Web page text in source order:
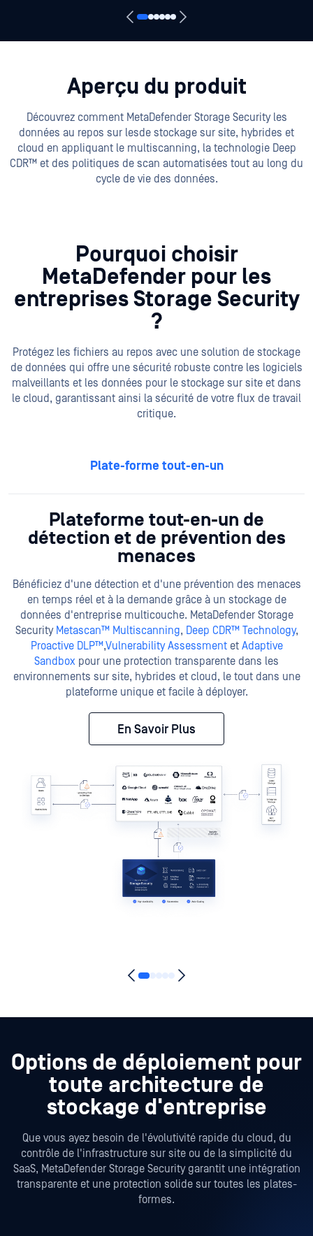
technologies de sécurité.
Aperçu du produit
Découvrez comment MetaDefender Storage Security les
données au repos sur lesde stockage sur site, hybrides et
cloud en appliquant le multiscanning, la technologie Deep
CDR™ et des politiques de scan automatisées tout au long du
cycle de vie des données.
Pourquoi choisir
MetaDefender pour les
entreprises Storage Security
?
Protégez les fichiers au repos avec une solution de stockage
de données qui offre une sécurité robuste contre les logiciels
malveillants et les données pour le stockage sur site et dans
le cloud, garantissant ainsi la sécurité de votre flux de travail
critique.
Plate-forme tout-en-un
Plateforme tout-en-un de
détection et de prévention des
menaces
Bénéficiez d'une détection et d'une prévention des menaces
en temps réel et à la demande grâce à un stockage de
données d'entreprise multicouche. MetaDefender Storage
Security Metascan™ Multiscanning, Deep CDR™ Technology,
Proactive DLP™,Vulnerability Assessmentet Adaptive
Sandbox pour une protection transparente dans les
environnements sur site, hybrides et cloud, le tout dans une
plateforme unique et facile à déployer.
En Savoir Plus
Options de déploiement pour
toute architecture de
stockage d'entreprise
Que vous ayez besoin de l'évolutivité rapide du cloud, du
contrôle de l'infrastructure sur site ou de la simplicité du
SaaS, MetaDefender Storage Security garantit une intégration
transparente et une protection solide sur toutes les plates-
formes.